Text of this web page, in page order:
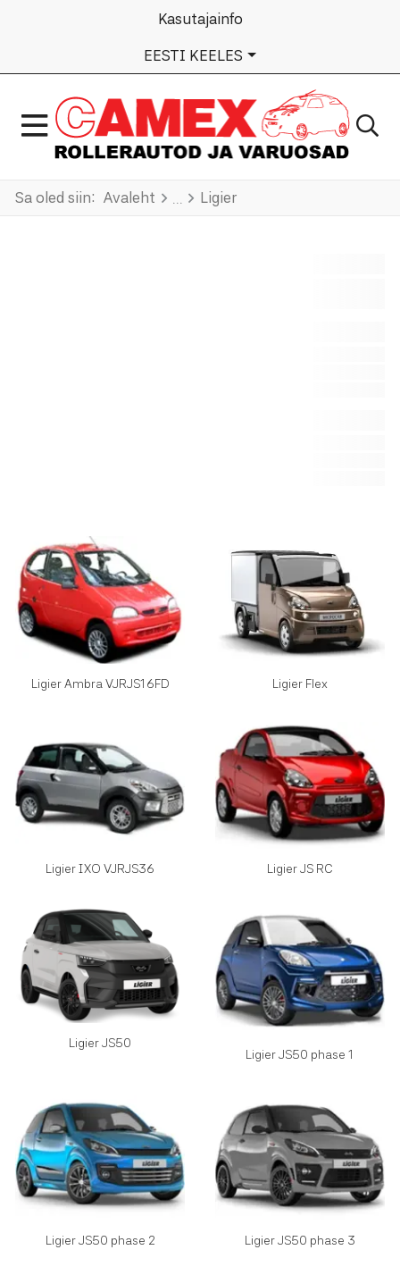
Kasutajainfo
VALI KEEL
EESTI KEELES
Sa oled siin: Avaleht Ligier
Ligier Ambra VJRJS16FD Ligier Flex
Ligier IXO VJRJS36 Ligier JS RC
Ligier JS50
Ligier JS50 phase 1
Ligier JS50 phase 2 Ligier JS50 phase 3